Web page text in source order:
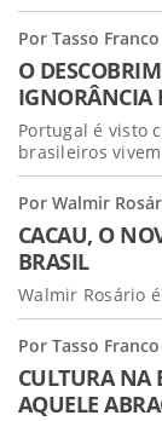
Por Tasso Franco
O
IGNORÂNCIA
Portugal é visto
brasileiros
Por Walmir
CACAU, O
BRASIL
Walmir Rosário
Por Tasso Franco
CULTURA NA
AQUELE